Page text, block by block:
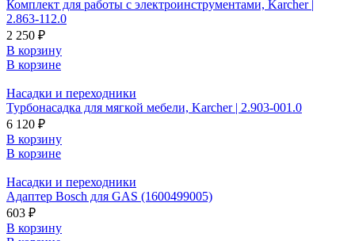
Комплект для работы с электроинструментами, Karcher |
2.863-112.0
2 250 ₽
В корзину
В корзине
Насадки и переходники
Турбонасадка для мягкой мебели, Karcher | 2.903-001.0
6 120 ₽
В корзину
В корзине
Насадки и переходники
Адаптер Bosch для GAS (1600499005)
603 ₽
В корзину